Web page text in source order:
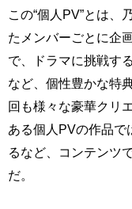
この“個人PV”とは、
たメンバーごとに企
で、ドラマに挑戦す
など、個性豊かな特
回も様々な豪華クリ
ある個人PVの作品で
るなど、コンテンツ
だ。